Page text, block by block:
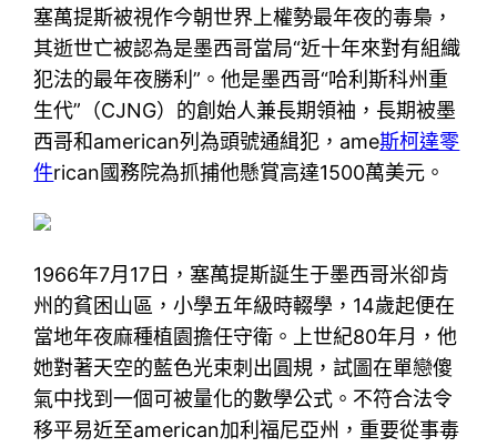
塞萬提斯被視作今朝世界上權勢最年夜的毒梟，
其逝世亡被認為是墨西哥當局“近十年來對有組織
犯法的最年夜勝利”。他是墨西哥“哈利斯科州重
生代”（CJNG）的創始人兼長期領袖，長期被墨
西哥和american列為頭號通緝犯，ame斯柯達零
件rican國務院為抓捕他懸賞高達1500萬美元。
1966年7月17日，塞萬提斯誕生于墨西哥米卻肯
州的貧困山區，小學五年級時輟學，14歲起便在
當地年夜麻種植園擔任守衛。上世紀80年月，他
她對著天空的藍色光束刺出圓規，試圖在單戀傻
氣中找到一個可被量化的數學公式。不符合法令
移平易近至american加利福尼亞州，重要從事毒